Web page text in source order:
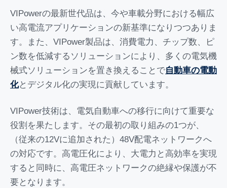
VIPowerの最新世代品は、今や車載分野における幅広
い高電流アプリケーションの新基準になりつつありま
す。また、VIPower製品は、消費電力、チップ数、ピ
ン数を低減するソリューションにより、多くの電気機
械式ソリューションを置き換えることで自動車の電動
化とデジタル化の実現に貢献しています。
VIPower技術は、電気自動車への移行に向けて重要な
役割を果たします。その最初の取り組みの1つが、
（従来の12Vに追加された）48V配電ネットワークへ
の対応です。高電圧化により、大電力と高効率を実現
すると同時に、高電圧ネットワークの絶縁や保護が不
要となります。